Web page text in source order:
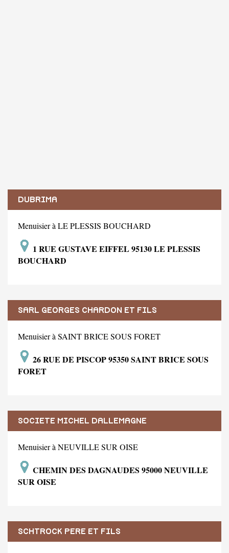
DUBRIMA
Menuisier à LE PLESSIS BOUCHARD
1 RUE GUSTAVE EIFFEL 95130 LE PLESSIS
BOUCHARD
SARL GEORGES CHARDON ET FILS
Menuisier à SAINT BRICE SOUS FORET
26 RUE DE PISCOP 95350 SAINT BRICE SOUS
FORET
SOCIETE MICHEL DALLEMAGNE
Menuisier à NEUVILLE SUR OISE
CHEMIN DES DAGNAUDES 95000 NEUVILLE
SUR OISE
SCHTROCK PERE ET FILS